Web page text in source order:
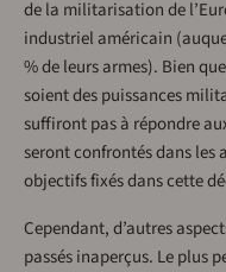
de la militarisation de
industriel américain
% de leurs armes). Bien
soient des puissances
suffiront pas à répondre
seront confrontés dans les
objectifs fixés dans cette
Cependant, d’autres
passés inaperçus. Le plus